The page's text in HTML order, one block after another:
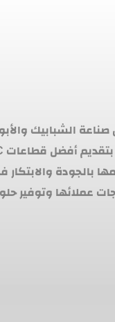
بالجودة
عملائها وتوفير